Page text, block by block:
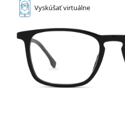
Vyskúšaťvirtuálne